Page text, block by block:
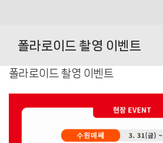
content폴라로이드 촬영 이벤트
폴라로이드 촬영 이벤트